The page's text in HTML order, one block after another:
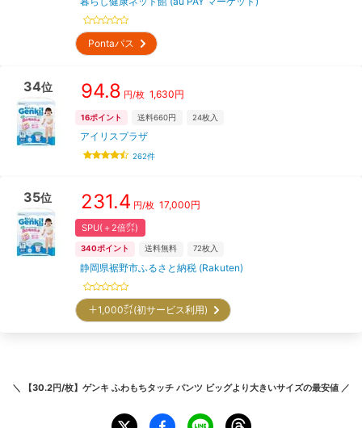
Pontaパス
34位 94.8 円/枚 1,630円
16ポイント 送料660円 24枚入
アイリスプラザ
262件
35位 231.4 円/枚 17,000円
SPU(＋2倍㌽)
340ポイント 送料無料 72枚入
静岡県裾野市ふるさと納税 (Rakuten)
＋1,000㌽(初サービス利用)
＼ 【30.2円/枚】ゲンキ ふわもちタッチ パンツ ビッグより大きいサイズの最安値 ／